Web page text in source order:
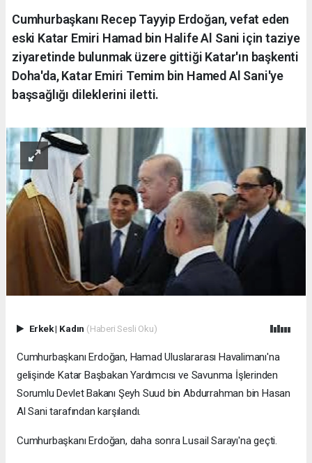
Cumhurbaşkanı Recep Tayyip Erdoğan, vefat eden
eski Katar Emiri Hamad bin Halife Al Sani için taziye
ziyaretinde bulunmak üzere gittiği Katar'ın başkenti
Doha'da, Katar Emiri Temim bin Hamed Al Sani'ye
başsağlığı dileklerini iletti.
Erkek| Kadın (Haberi Sesli Oku)
Cumhurbaşkanı Erdoğan, Hamad Uluslararası Havalimanı'na
gelişinde Katar Başbakan Yardımcısı ve Savunma İşlerinden
Sorumlu Devlet Bakanı Şeyh Suud bin Abdurrahman bin Hasan
Al Sani tarafından karşılandı.
Cumhurbaşkanı Erdoğan, daha sonra Lusail Sarayı'na geçti.